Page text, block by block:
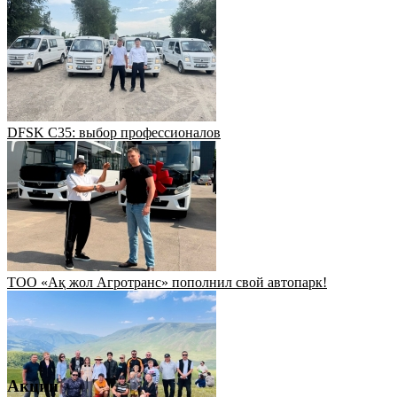
DFSK C35: выбор профессионалов
ТОО «Ақ жол Агротранс» пополнил свой автопарк!
Акции